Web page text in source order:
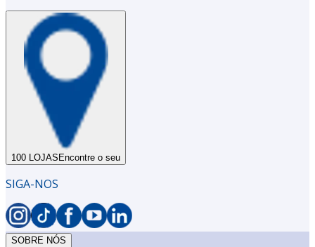
100 LOJAS Encontre o seu
SIGA-NOS
SOBRE NÓS